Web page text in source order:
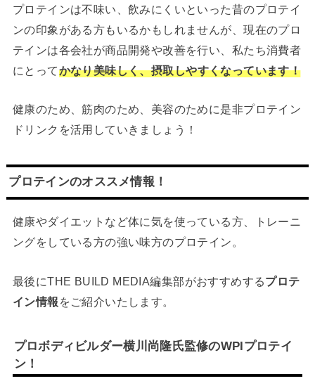
プロテインは不味い、飲みにくいといった昔のプロテイ
ンの印象がある方もいるかもしれませんが、現在のプロ
テインは各会社が商品開発や改善を行い、私たち消費者
にとってかなり美味しく、摂取しやすくなっています！
健康のため、筋肉のため、美容のために是非プロテイン
ドリンクを活用していきましょう！
プロテインのオススメ情報！
健康やダイエットなど体に気を使っている方、トレーニ
ングをしている方の強い味方のプロテイン。
最後にTHE BUILD MEDIA編集部がおすすめするプロテ
イン情報 をご紹介いたします。
プロボディビルダー横川尚隆氏監修のWPIプロテイ
ン！